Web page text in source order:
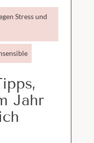
Stress und
Jahr